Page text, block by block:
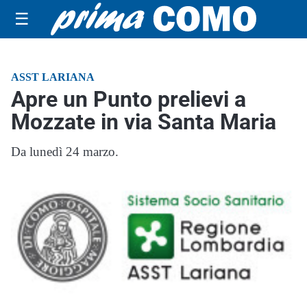
☰
ASST LARIANA
Apre un Punto prelievi a
Mozzate in via Santa Maria
Da lunedì 24 marzo.